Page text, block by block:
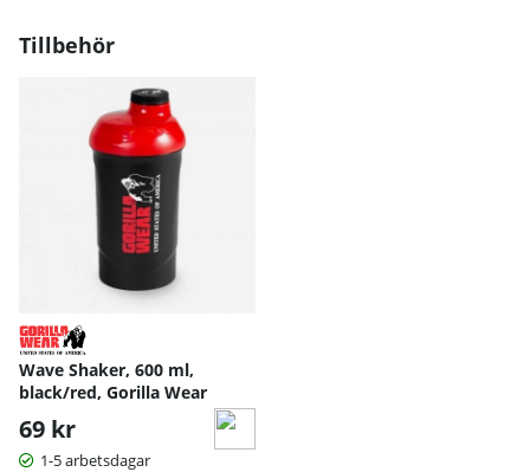
Tillbehör
Wave Shaker, 600 ml,
black/red, Gorilla Wear
69 kr
1-5 arbetsdagar